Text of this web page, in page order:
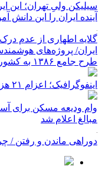
آینده ایران را این دانش
گلایه اطهاری از عدم درک
ایران/ پروژه‌های
طرح جامع ۱۳۸۶ به کشور آسیب زد
اینفوگرافیک؛ اعزام ۲۱ هزار زائر اربعین از آذربایجان‌شرقی
وام ودیعه مسکن برای
مبالغ اعلام شد
دوراهی ماندن و رفتن /